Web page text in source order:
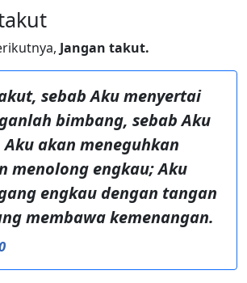
Jangan takut.
sebab Aku menyertai
bimbang, sebab Aku
akan meneguhkan
menolong engkau; Aku
engkau dengan tangan
membawa kemenangan.